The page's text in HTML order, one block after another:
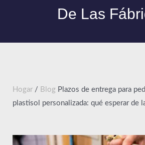
De Las
Hogar / Blog Plazos de entrega para
plastisol personalizada: qué esperar de